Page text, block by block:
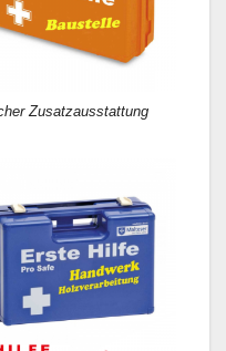
Zusatzausstattung